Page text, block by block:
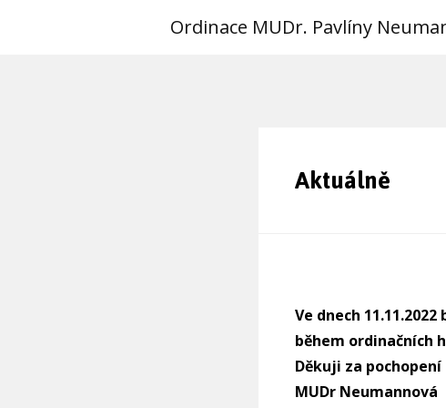
Ordinace MUDr. Pavlíny
Aktuálně
Ve dnech
během ordinačních
Děkuji za pochopení
MUDr Neumannová